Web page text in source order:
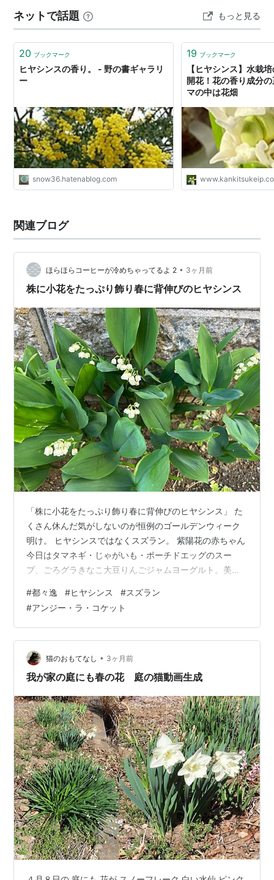
ムやルーター、wi-fi設備は一つの段ボール箱に入れて電
源を入れたまま生きた状態で…
ネットで話題 もっと見る
20 ブックマーク
ヒヤシンスの香り。 - 野の書ギャラリ
ー
snow36.hatenablog.com
19 ブックマーク
【ヒヤシンス】水栽
開花！花の香り成分
マの中は花畑
関連ブログ
ほらほらコーヒーが冷めちゃってるよ 2 • 3ヶ月前
株に小花をたっぷり飾り春に背伸びのヒヤシンス
「株に小花をたっぷり飾り春に背伸びのヒヤシンス」 た
くさん休んだ気がしないのが恒例のゴールデンウィーク
明け。 ヒヤシンスではなくスズラン。 紫陽花の赤ちゃん
今日はタマネギ・じゃがいも・ポーチドエッグのスー
プ、ごろグラきなこ大豆りんごジャムヨーグルト。美味
#都々逸 #ヒヤシンス #スズラン
#アンジー・ラ・コケット
猫のおもてなし • 3ヶ月前
我が家の庭にも春の花 庭の猫動画生成